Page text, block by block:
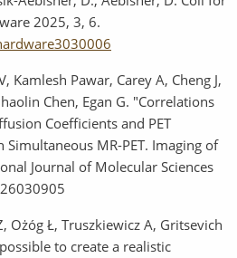
2025, 3, 6.
Kamlesh Pawar, Carey A, Cheng J,
Chen, Egan G. "Correlations
Coefficients and PET
Simultaneous MR-PET. Imaging of
Journal of Molecular Sciences
Ożóg Ł, Truszkiewicz A, Gritsevich
to create a realistic